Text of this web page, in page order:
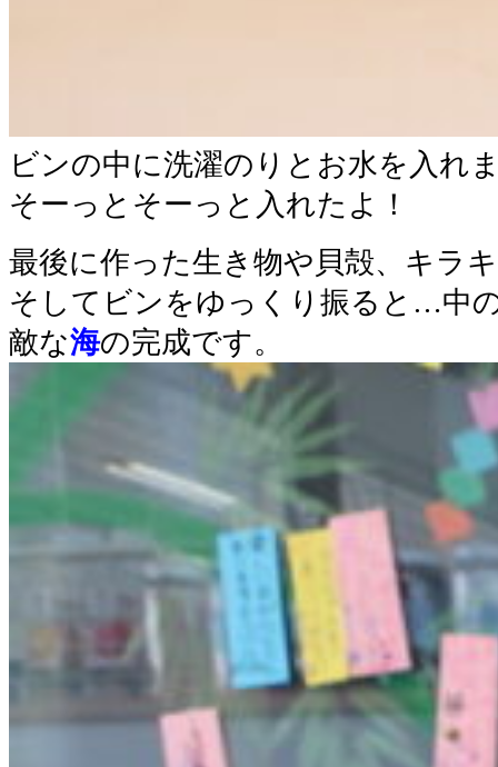
ビンの中に洗濯のりとお水を入れ
そーっとそーっと入れたよ！
最後に作った生き物や貝殻、キラ
そしてビンをゆっくり振ると…中
敵な海の完成です。